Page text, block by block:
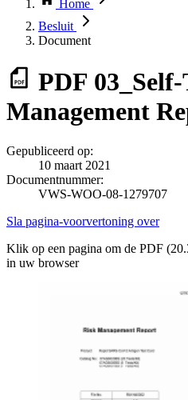
Bekijk per bestuursorgaan
Home
Besluit
Document
PDF
Management
Gepubliceerd op:
10 maart 2021
Documentnummer:
VWS-WOO-08-1279707
Sla pagina-voorvertoning over
Klik op een pagina om de PDF
in uw browser